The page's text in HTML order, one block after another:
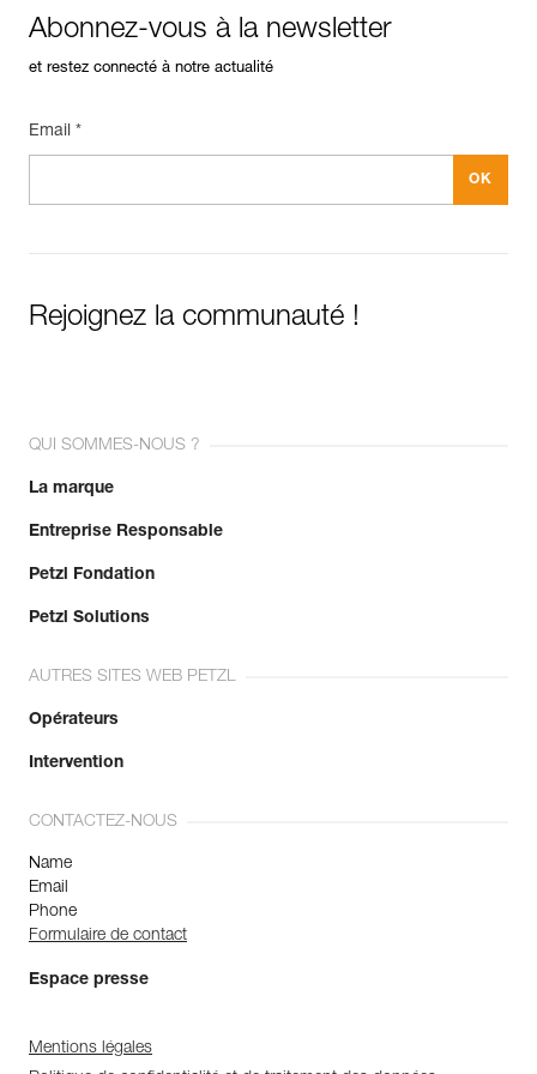
Abonnez-vous à la newsletter
et restez connecté à notre actualité
Email *
Rejoignez la communauté !
QUI SOMMES-NOUS ?
La marque
Entreprise Responsable
Petzl Fondation
Petzl Solutions
AUTRES SITES WEB PETZL
Opérateurs
Intervention
CONTACTEZ-NOUS
Name
Email
Phone
Formulaire de contact
Espace presse
Mentions légales